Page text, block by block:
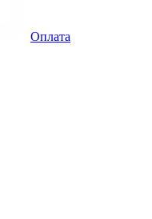
Оплата